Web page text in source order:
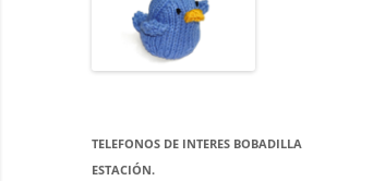
TELEFONOS DE INTERES BOBADILLA
ESTACIÓN.